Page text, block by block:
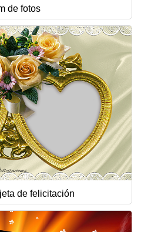
de fotos
de felicitación